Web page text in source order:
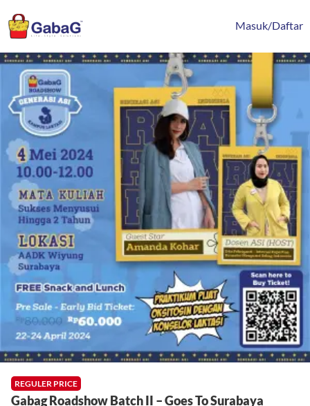
ke
konten
Masuk/Daftar
REGULER PRICE
Gabag Roadshow Batch II – Goes To Surabaya